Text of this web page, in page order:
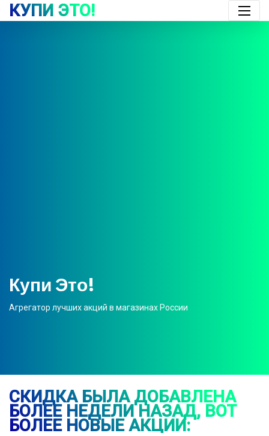
КУПИ ЭТО!
Купи Это!
Агрегатор лучших акций в магазинах России
СКИДКА БЫЛА ДОБАВЛЕНА
БОЛЕЕ НЕДЕЛИ НАЗАД, ВОТ
БОЛЕЕ НОВЫЕ АКЦИИ: